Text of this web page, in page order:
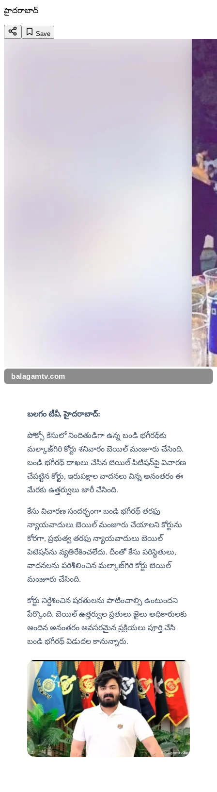
హైదరాబాద్
Save
balagamtv.com
బలగం టీవీ, హైదరాబాద్:
పోక్సో కేసులో నిందితుడిగా ఉన్న బండి భగీరథ్‌కు
మల్కాజ్‌గిరి కోర్టు శనివారం బెయిల్ మంజూరు చేసింది.
బండి భగీరథ్ దాఖలు చేసిన బెయిల్ పిటిషన్‌పై విచారణ
చేపట్టిన కోర్టు, ఇరుపక్షాల వాదనలు విన్న అనంతరం ఈ
మేరకు ఉత్తర్వులు జారీ చేసింది.
కేసు విచారణ సందర్భంగా బండి భగీరథ్ తరఫు
న్యాయవాదులు బెయిల్ మంజూరు చేయాలని కోర్టును
కోరగా, ప్రభుత్వ తరఫు న్యాయవాదులు బెయిల్
పిటిషన్‌ను వ్యతిరేకించలేదు. దీంతో కేసు పరిస్థితులు,
వాదనలను పరిశీలించిన మల్కాజ్‌గిరి కోర్టు బెయిల్
మంజూరు చేసింది.
కోర్టు నిర్దేశించిన షరతులను పాటించాల్సి ఉంటుందని
పేర్కొంది. బెయిల్ ఉత్తర్వుల ప్రతులు జైలు అధికారులకు
అందిన అనంతరం అవసరమైన ప్రక్రియలు పూర్తి చేసి
బండి భగీరథ్ విడుదల కానున్నారు.